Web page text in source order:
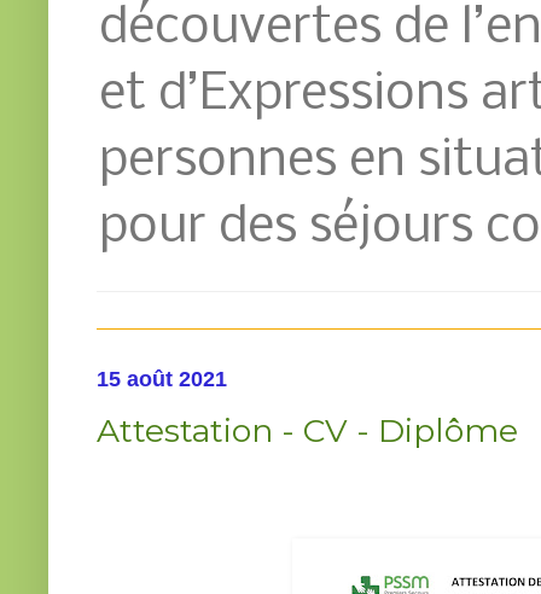
découvertes de
et d’Expressions
personnes en
pour des séjours
15 août 2021
Attestation - CV - Diplôme